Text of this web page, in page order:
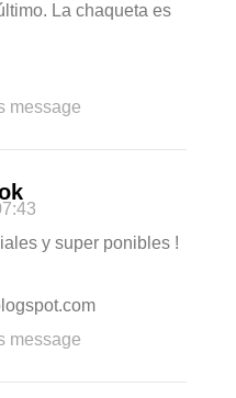
La chaqueta es
message
y super ponibles !
message